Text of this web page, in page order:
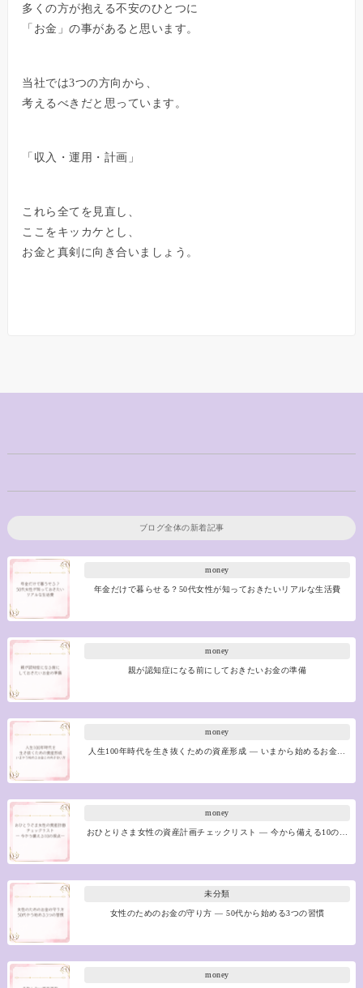
多くの方が抱える不安のひとつに
「お金」の事があると思います。
当社では3つの方向から、
考えるべきだと思っています。
「収入・運用・計画」
これら全てを見直し、
ここをキッカケとし、
お金と真剣に向き合いましょう。
ブログ全体の新着記事
money
年金だけで暮らせる？50代女性が知っておきたいリアルな生活費
money
親が認知症になる前にしておきたいお金の準備
money
人生100年時代を生き抜くための資産形成 ― いまから始めるお金…
money
おひとりさま女性の資産計画チェックリスト ― 今から備える10の…
未分類
女性のためのお金の守り方 ― 50代から始める3つの習慣
money